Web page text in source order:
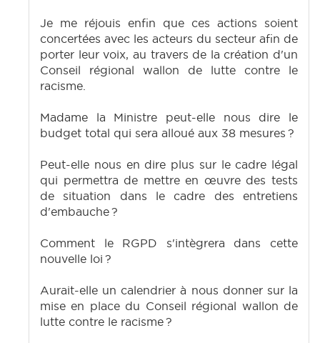
Je me réjouis enfin que ces actions soient
concertées avec les acteurs du secteur afin de
porter leur voix, au travers de la création d'un
Conseil régional wallon de lutte contre le
racisme.
Madame la Ministre peut-elle nous dire le
budget total qui sera alloué aux 38 mesures ?
Peut-elle nous en dire plus sur le cadre légal
qui permettra de mettre en œuvre des tests
de situation dans le cadre des entretiens
d'embauche ?
Comment le RGPD s'intègrera dans cette
nouvelle loi ?
Aurait-elle un calendrier à nous donner sur la
mise en place du Conseil régional wallon de
lutte contre le racisme ?